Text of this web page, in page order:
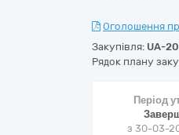
Оголошення
Закупівля: UA-
Рядок плану
Період
з 30-03-